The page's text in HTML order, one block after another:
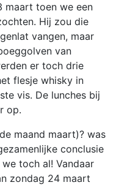
maart toen we een
Hij zou die
vangen, maar
van
er toch drie
flesje whisky in
vis. De lunches bij
op.
maand maart)? was
conclusie
toch al! Vandaar
zondag 24 maart